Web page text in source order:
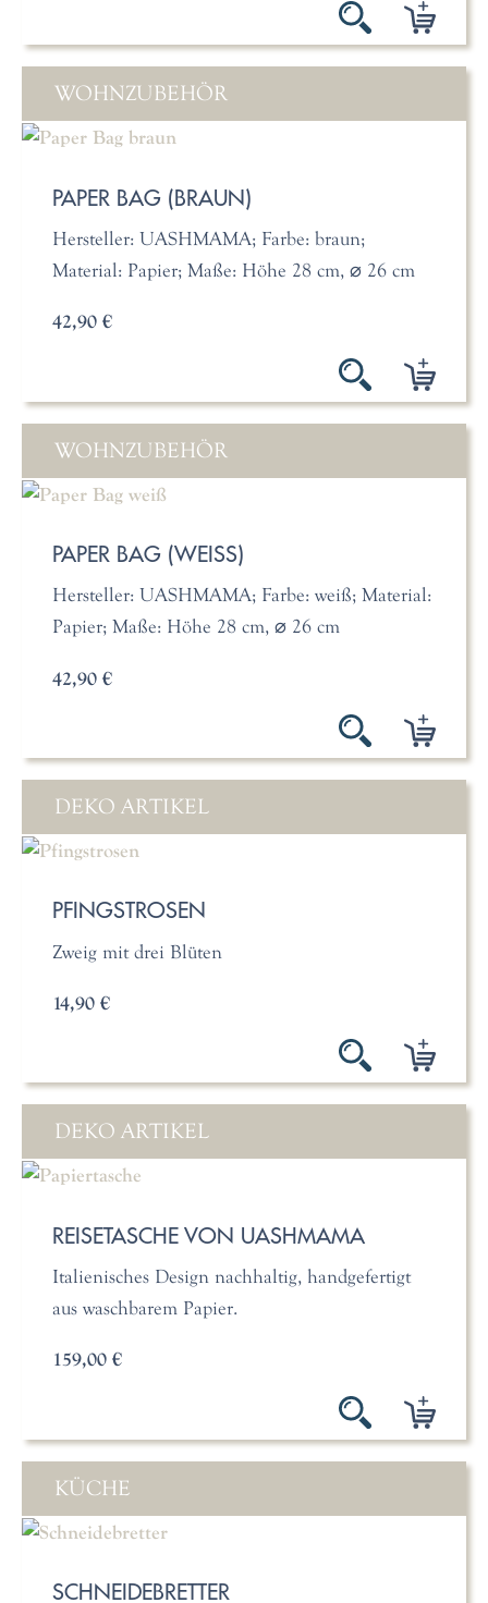
WOHNZUBEHÖR
PAPER BAG (BRAUN)
Hersteller: UASHMAMA; Farbe: braun;
Material: Papier; Maße: Höhe 28 cm, ⌀ 26 cm
42,90 €
WOHNZUBEHÖR
PAPER BAG (WEISS)
Hersteller: UASHMAMA; Farbe: weiß; Material:
Papier; Maße: Höhe 28 cm, ⌀ 26 cm
42,90 €
DEKO ARTIKEL
PFINGSTROSEN
Zweig mit drei Blüten
14,90 €
DEKO ARTIKEL
REISETASCHE VON UASHMAMA
Italienisches Design nachhaltig, handgefertigt
aus waschbarem Papier.
159,00 €
KÜCHE
SCHNEIDEBRETTER